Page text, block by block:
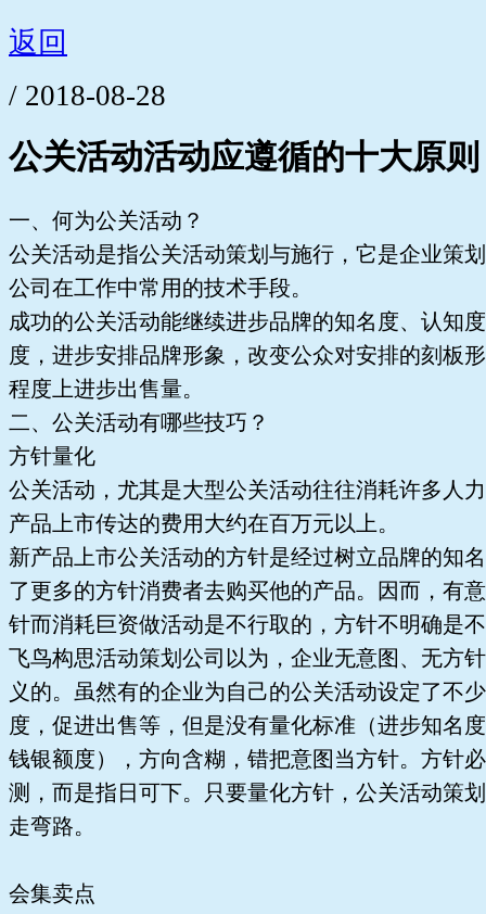
返回
/ 2018-08-28
公关活动活动应遵循的十大原则
一、何为公关活动？
公关活动是指公关活动策划与施行，它是企业策
公司在工作中常用的技术手段。
成功的公关活动能继续进步品牌的知名度、认知
度，进步安排品牌形象，改变公众对安排的刻板
程度上进步出售量。
二、公关活动有哪些技巧？
方针量化
公关活动，尤其是大型公关活动往往消耗许多人
产品上市传达的费用大约在百万元以上。
新产品上市公关活动的方针是经过树立品牌的知
了更多的方针消费者去购买他的产品。因而，有
针而消耗巨资做活动是不行取的，方针不明确是
飞鸟构思活动策划公司以为，企业无意图、无方
义的。虽然有的企业为自己的公关活动设定了不
度，促进出售等，但是没有量化标准（进步知名
钱银额度），方向含糊，错把意图当方针。方针
测，而是指日可下。只要量化方针，公关活动策
走弯路。
会集卖点